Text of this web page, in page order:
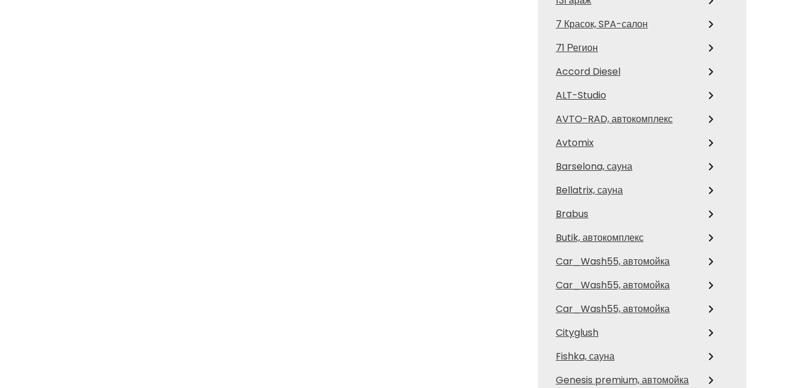
7 Красок, SPA-салон
71 Регион
Accord Diesel
ALT-Studio
AVTO-RAD, автокомплекс
Avtomix
Barselona, сауна
Bellatrix, сауна
Brabus
Butik, автокомплекс
Car_Wash55, автомойка
Car_Wash55, автомойка
Car_Wash55, автомойка
Cityglush
Fishka, сауна
Genesis premium, автомойка